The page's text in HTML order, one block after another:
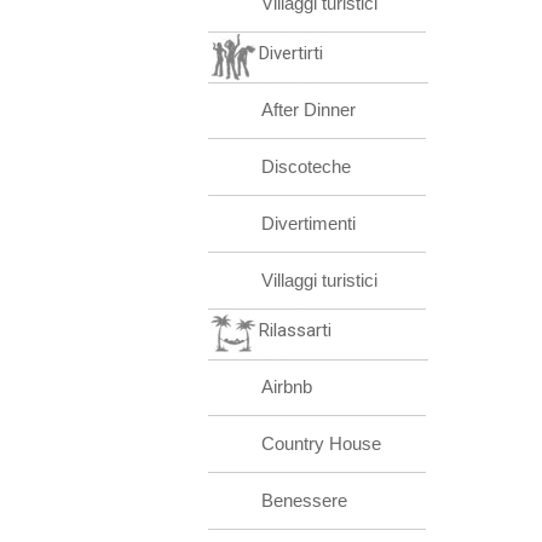
Divertirti
After Dinner
Discoteche
Divertimenti
Villaggi turistici
Rilassarti
Airbnb
Country House
Benessere